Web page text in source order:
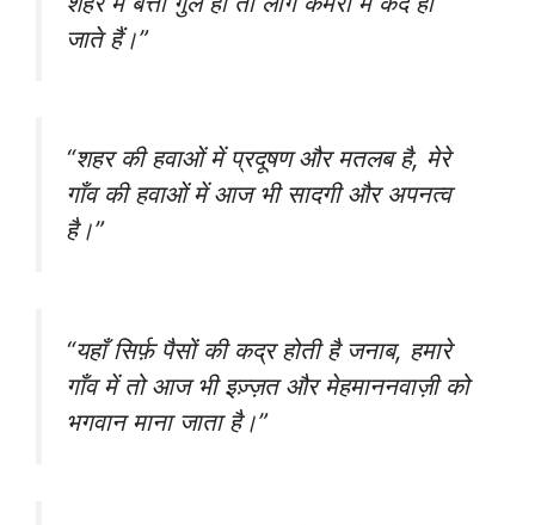
जाते हैं।”
“शहर की हवाओं में प्रदूषण और मतलब है, मेरे
गाँव की हवाओं में आज भी सादगी और अपनत्व
है।”
“यहाँ सिर्फ़ पैसों की कद्र होती है जनाब, हमारे
गाँव में तो आज भी इज़्ज़त और मेहमाननवाज़ी को
भगवान माना जाता है।”